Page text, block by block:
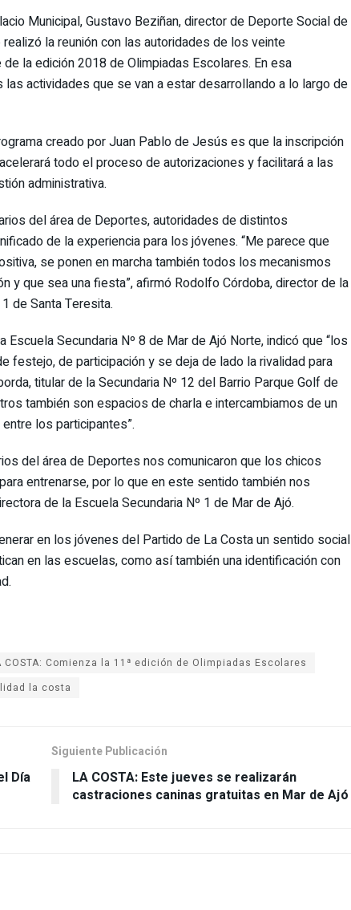
Municipal, Gustavo Beziñan, director de Deporte Social de
la reunión con las autoridades de los veinte
la edición 2018 de Olimpiadas Escolares. En esa
actividades que se van a estar desarrollando a lo largo de
creado por Juan Pablo de Jesús es que la inscripción
todo el proceso de autorizaciones y facilitará a las
administrativa.
del área de Deportes, autoridades de distintos
de la experiencia para los jóvenes. “Me parece que
se ponen en marcha también todos los mecanismos
y que sea una fiesta”, afirmó Rodolfo Córdoba, director de la
de Santa Teresita.
Secundaria Nº 8 de Mar de Ajó Norte, indicó que “los
festejo, de participación y se deja de lado la rivalidad para
titular de la Secundaria Nº 12 del Barrio Parque Golf de
también son espacios de charla e intercambiamos de un
los participantes”.
del área de Deportes nos comunicaron que los chicos
entrenarse, por lo que en este sentido también nos
de la Escuela Secundaria Nº 1 de Mar de Ajó.
en los jóvenes del Partido de La Costa un sentido social
en las escuelas, como así también una identificación con
COSTA: Comienza la 11ª edición de Olimpiadas Escolares
la costa
Día
Siguiente Publicación
LA COSTA: Este jueves se realizarán
castraciones caninas gratuitas en Mar de Ajó